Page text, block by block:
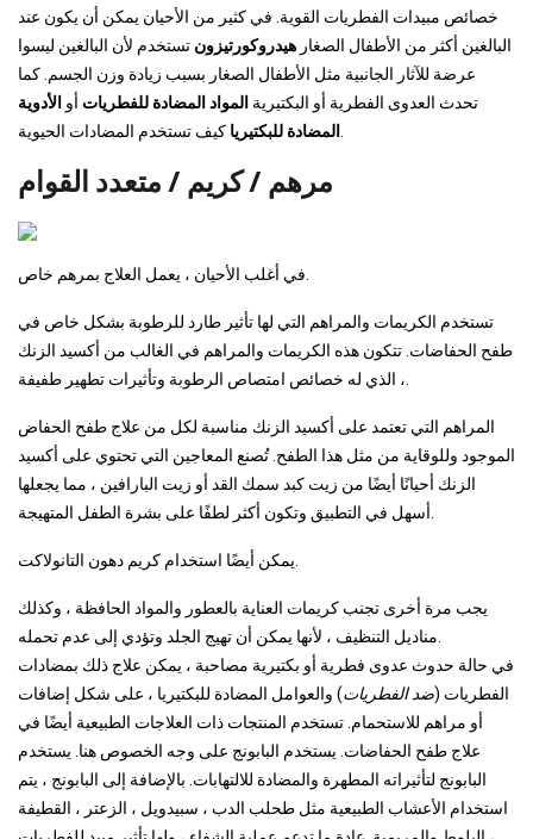
خصائص مبيدات الفطريات القوية. في كثير من الأحيان يمكن أن يكون عند
البالغين أكثر من الأطفال الصغار هيدروكورتيزون تستخدم لأن البالغين ليسوا
عرضة للآثار الجانبية مثل الأطفال الصغار بسبب زيادة وزن الجسم. كما
تحدث العدوى الفطرية أو البكتيرية المواد المضادة للفطريات أو الأدوية
المضادة للبكتيريا
مرهم / كريم / متعدد القوام
تستخدم الكريمات والمراهم التي لها تأثير طارد للرطوبة بشكل خاص في
طفح الحفاضات. تتكون هذه الكريمات والمراهم في الغالب من أكسيد الزنك
المراهم التي تعتمد على أكسيد الزنك مناسبة لكل من علاج طفح الحفاض
الموجود وللوقاية من مثل هذا الطفح. تُصنع المعاجين التي تحتوي على أكسيد
الزنك أحيانًا أيضًا من زيت كبد سمك القد أو زيت البارافين ، مما يجعلها
يجب مرة أخرى تجنب كريمات العناية بالعطور والمواد الحافظة ، وكذلك
في حالة حدوث عدوى فطرية أو بكتيرية مصاحبة ، يمكن علاج ذلك بمضادات
الفطريات (ضد الفطريات) والعوامل المضادة للبكتيريا ، على شكل إضافات
أو مراهم للاستحمام. تستخدم المنتجات ذات العلاجات الطبيعية أيضًا في
علاج طفح الحفاضات. يستخدم البابونج على وجه الخصوص هنا. يستخدم
البابونج لتأثيراته المطهرة والمضادة للالتهابات. بالإضافة إلى البابونج ، يتم
استخدام الأعشاب الطبيعية مثل طحلب الدب ، سبيدويل ، الزعتر ، القطيفة